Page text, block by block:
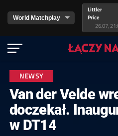
Littler
Price
26.07,
NEWSY
Van der Velde
doczekał.
w DT14